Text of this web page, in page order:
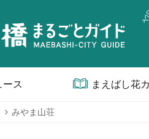
ース まえばし花
みやま山荘